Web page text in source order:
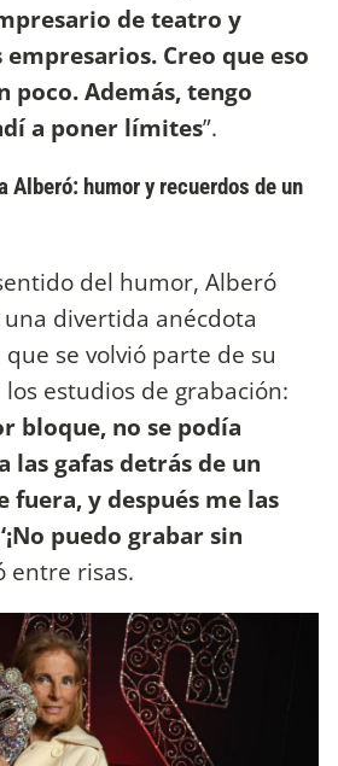
de teatro y
Creo que eso
poco. Además, tengo
a poner límites”.
Alberó: humor y recuerdos de un
del humor, Alberó
divertida anécdota
que se volvió parte de su
estudios de grabación:
bloque, no se podía
las gafas detrás de un
fuera, y después me las
puedo grabar sin
entre risas.